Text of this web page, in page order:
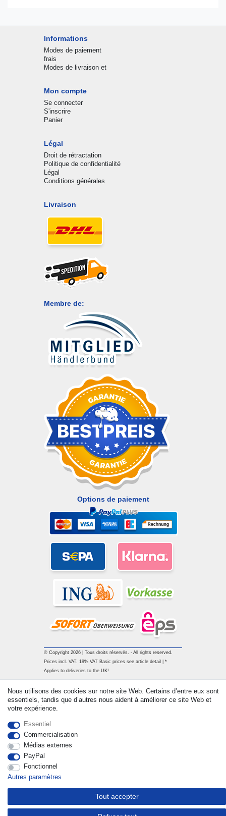
Informations
Modes de paiement
frais
Modes de livraison et
Mon compte
Se connecter
S'inscrire
Panier
Légal
Droit de rétractation
Politique de confidentialité
Légal
Conditions générales
Livraison
Membre de:
Options de paiement
© Copyright 2026 | Tous droits réservés. - All rights reserved.
Prices incl. VAT. 19% VAT Basic prices see article detail | *
Applies to deliveries to the UK!
Nous utilisons des cookies sur notre site Web. Certains d’entre eux sont
essentiels, tandis que d’autres nous aident à améliorer ce site Web et
votre expérience.
Essentiel
Commercialisation
Médias externes
PayPal
Fonctionnel
Autres paramètres
Tout accepter
Rétracter le contrat ici Contact